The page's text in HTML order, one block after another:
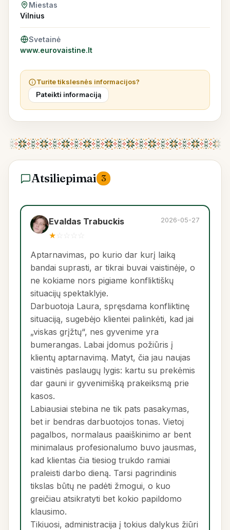
Miestas
Vilnius
Svetainė
www.eurovaistine.lt
Turite tikslesnės informacijos?
Pateikti informaciją
Atsiliepimai 3
Evaldas Trabuckis
★
2026-05-27
Aptarnavimas, po kurio dar kurį laiką
bandai suprasti, ar tikrai buvai vaistinėje, o
ne kokiame nors pigiame konfliktiškų
situacijų spektaklyje.
Darbuotoja Laura, spręsdama konfliktinę
situaciją, sugebėjo klientei palinkėti, kad jai
„viskas grįžtų“, nes gyvenime yra
bumerangas. Labai įdomus požiūris į
klientų aptarnavimą. Matyt, čia jau naujas
vaistinės paslaugų lygis: kartu su prekėmis
dar gauni ir gyvenimišką prakeiksmą prie
kasos.
Labiausiai stebina ne tik pats pasakymas,
bet ir bendras darbuotojos tonas. Vietoj
pagalbos, normalaus paaiškinimo ar bent
minimalaus profesionalumo buvo jausmas,
kad klientas čia tiesiog trukdo ramiai
praleisti darbo dieną. Tarsi pagrindinis
tikslas būtų ne padėti žmogui, o kuo
greičiau atsikratyti bet kokio papildomo
klausimo.
Tikiuosi, administracija į tokius dalykus žiūri